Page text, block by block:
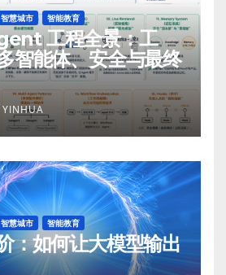
智慧城市 智能教育
工程全景：工
智能体、安全与最终
YINHUA
智慧城市 智能教育
：如何让大模型输出